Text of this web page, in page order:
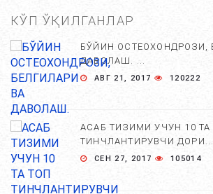
КЎП ЎҚИЛГАНЛАР
БЎЙИН ОСТЕОХОНДРОЗИ,
ДАВОЛАШ. ...
АВГ 21, 2017 120222
АСАБ ТИЗИМИ УЧУН 10 ТА
ТИНЧЛАНТИРУВЧИ ДОРИ...
СЕН 27, 2017 105014